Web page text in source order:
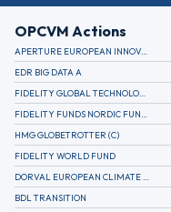
OPCVM Actions
APERTURE EUROPEAN INNOVATION
EDR BIG DATA A
FIDELITY GLOBAL TECHNOLOGY FUND A EUR
FIDELITY FUNDS NORDIC FUND A
HMG GLOBETROTTER (C)
FIDELITY WORLD FUND
DORVAL EUROPEAN CLIMATE INITIATIVE R (C)
BDL TRANSITION